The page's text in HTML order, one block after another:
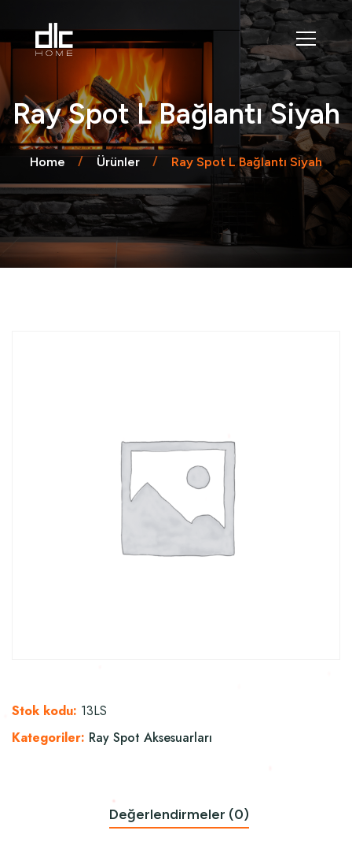
Ray Spot L Bağlantı Siyah
Home Ürünler Ray Spot L Bağlantı Siyah
Stok kodu: 13LS
Kategoriler: Ray Spot Aksesuarları
Değerlendirmeler (0)